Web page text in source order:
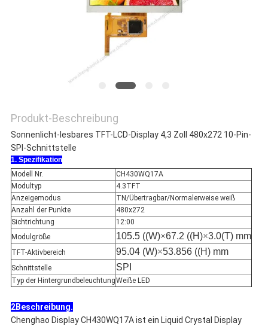
Produkt-Beschreibung
Sonnenlicht-lesbares TFT-LCD-Display 4,3 Zoll 480x272 10-Pin-
SPI-Schnittstelle
1. Spezifikation
Modell Nr.
CH430WQ17A
Modultyp
4.3TFT
Anzeigemodus
TN/Übertragbar/Normalerweise weiß
Anzahl der Punkte
480x272
Sichtrichtung
12:00
Modulgröße
105.5 ((W)×67.2 ((H)×3.0(T) mm
TFT-Aktivbereich 95.04 (W)×53.856 ((H) mm
Schnittstelle SPI
Typ der HintergrundbeleuchtungWeiße LED
2Beschreibung.
Chenghao Display CH430WQ17A ist ein Liquid Crystal Display